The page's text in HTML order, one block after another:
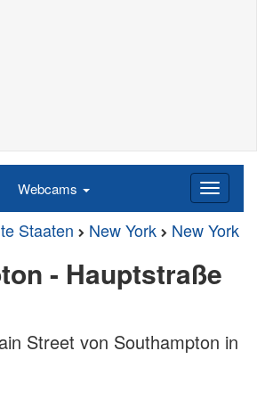
Webcams
Staaten New York New York
- Hauptstraße
Street von Southampton in